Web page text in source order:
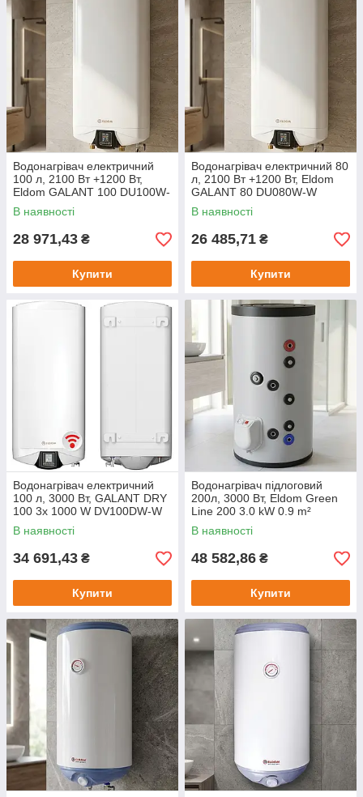
Водонагрівач електричний
100 л, 2100 Вт +1200 Вт,
Eldom GALANT 100 DU100W-
W ELDOM / Бойлер для дому
В наявності
28 971,43 ₴
Купити
Водонагрівач електричний 80
л, 2100 Вт +1200 Вт, Eldom
GALANT 80 DU080W-W
ELDOM / Бойлер для дому /
Водонагрівач побутовий
В наявності
26 485,71 ₴
Купити
Водонагрівач електричний
100 л, 3000 Вт, GALANT DRY
100 3x 1000 W DV100DW-W
ELDOM / Водонагрівач
побутовий / Бойлер
В наявності
34 691,43 ₴
Купити
Водонагрівач підлоговий
200л, 3000 Вт, Eldom Green
Line 200 3.0 kW 0.9 m²
FV20060S / Комбінований
водонагрівач
В наявності
48 582,86 ₴
Купити